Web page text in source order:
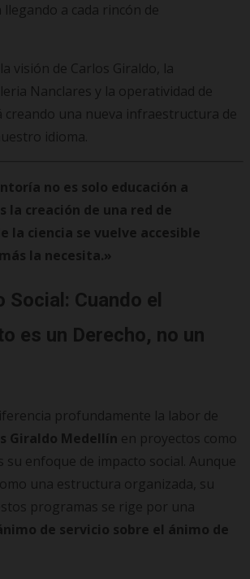
a cada rincón de
visión de Carlos Giraldo, la
Nanclares y la operatividad de
creando una nueva infraestructura de
idioma.
no es solo educación a
la creación de una red de
la ciencia se vuelve accesible
la necesita.»
Social: Cuando el
es un Derecho, no un
profundamente la labor de
Giraldo Medellín en proyectos como
su enfoque de impacto social. Aunque
una estructura organizada, su
programas se rige por una
de servicio sobre el ánimo de